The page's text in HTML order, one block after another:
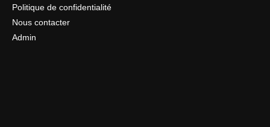
Politique de confidentialité
Nous contacter
Admin